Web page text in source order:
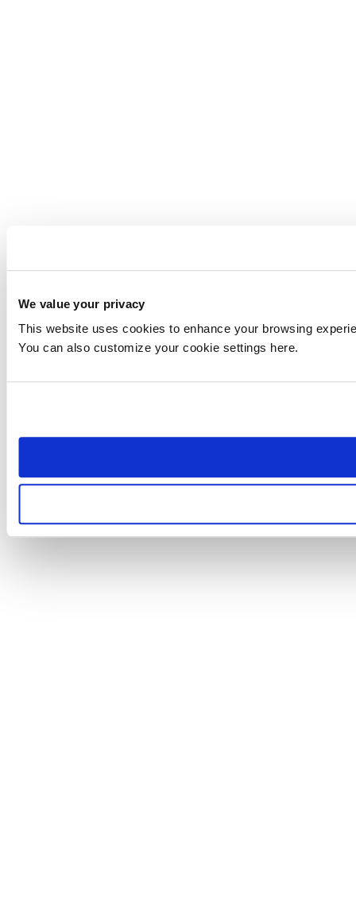
We value your privacy
This website uses cookies to enhance your browsing
You can also customize your cookie settings here.